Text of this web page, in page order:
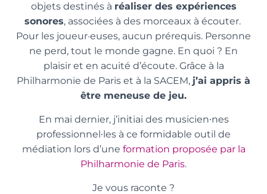
objets destinés à réaliser des expériences
sonores, associées à des morceaux à écouter.
Pour les joueur·euses, aucun prérequis. Personne
ne perd, tout le monde gagne. En quoi ? En
plaisir et en acuité d’écoute. Grâce à la
Philharmonie de Paris et à la SACEM, j’ai appris à
être meneuse de jeu.
En mai dernier, j’initiai des musicien∙nes
professionnel∙les à ce formidable outil de
médiation lors d’une formation proposée par la
Philharmonie de Paris.
Je vous raconte ?